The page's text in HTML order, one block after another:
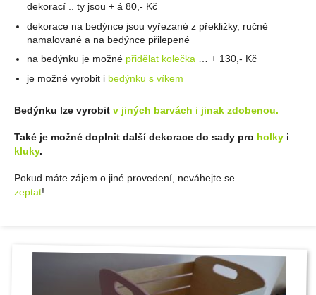
dekorací .. ty jsou + á 80,- Kč
dekorace na bedýnce jsou vyřezané z překližky, ručně
namalované a na bedýnce přilepené
na bedýnku je možné přidělat kolečka … + 130,- Kč
je možné vyrobit i bedýnku s víkem
Bedýnku lze vyrobit v jiných barvách i jinak zdobenou.
Také je možné doplnit další dekorace do sady pro holky i
kluky.
Pokud máte zájem o jiné provedení, neváhejte se
zeptat!